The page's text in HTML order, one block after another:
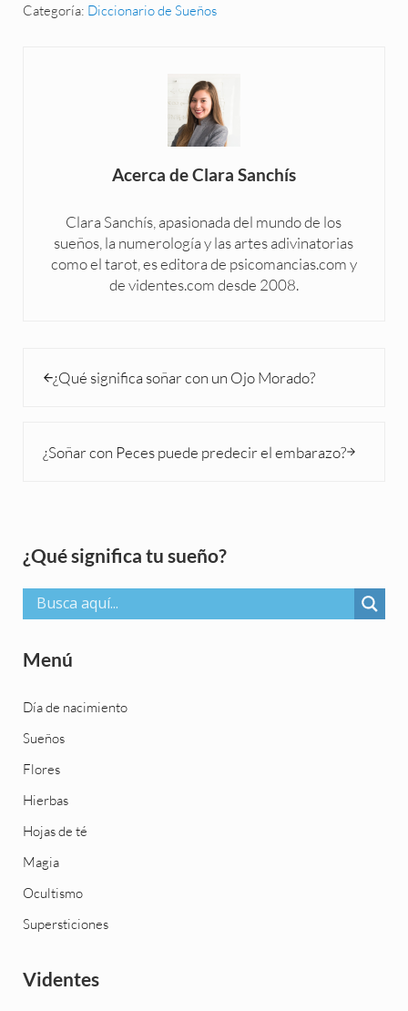
Categoría: Diccionario de Sueños
Acerca deClara Sanchís
Clara Sanchís, apasionada del mundo de los
sueños, la numerología y las artes adivinatorias
como el tarot, es editora de psicomancias.com y
de videntes.com desde 2008.
¿Qué significa soñar con un Ojo Morado?
¿Soñar con Peces puede predecir el embarazo?
Sidebar
¿Qué significa tu sueño?
Menú
Día de nacimiento
Sueños
Flores
Hierbas
Hojas de té
Magia
Ocultismo
Supersticiones
Videntes